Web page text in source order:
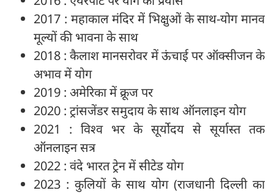
2017 : महाकाल मंदिर में भिक्षुओं के साथ-योग मानव
मूल्यों की भावना के साथ
2018 : कैलाश मानसरोवर में ऊंचाई पर ऑक्सीजन के
अभाव में योग
2019 : अमेरिका में क्रूज पर
2020 : ट्रांसजेंडर समुदाय के साथ ऑनलाइन योग
2021 : विश्व भर के सूर्योदय से सूर्यास्त तक
ऑनलाइन सत्र
2022 : वंदे भारत ट्रेन में सीटेड योग
2023 : कुलियों के साथ योग (राजधानी दिल्ली का